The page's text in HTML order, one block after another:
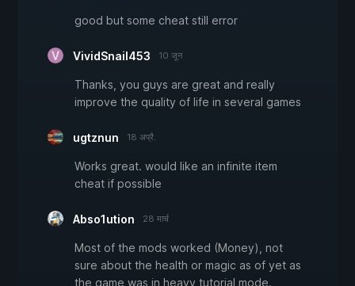
good but some cheat still error
VividSnail453 10 जून
Thanks, you guys are great and really
improve the quality of life in several games
ugtznun 18 अप्रै.
Works great. would like an infinite item
cheat if possible
Abso1ution 28 मार्च
Most of the mods worked (Money), not
sure about the health or magic as of yet as
the game was in heavy tutorial mode.